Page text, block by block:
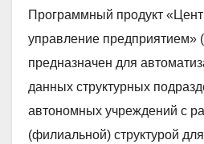
Программный продукт
управление
предназначен для
данных структурных
автономных учреждений с
(филиальной) структурой